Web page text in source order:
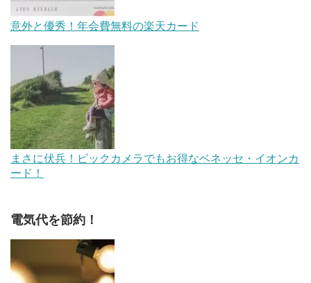
意外と優秀！年会費無料の楽天カード
まさに伏兵！ビックカメラでもお得なベネッセ・イオンカ
ード！
電気代を節約！